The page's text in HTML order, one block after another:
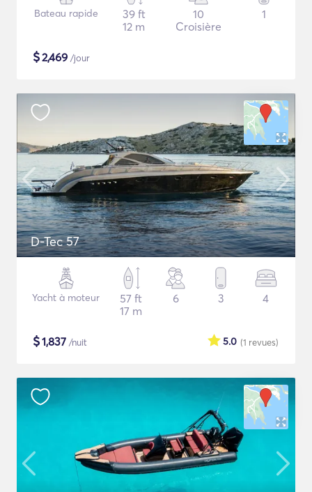
Bateau rapide
39 ft
12 m
10
Croisière
1
$2,469 /jour
D-Tec 57
Yacht à moteur
57 ft
17 m
6 3 4
$1,837 /nuit (1 revues)
5.0